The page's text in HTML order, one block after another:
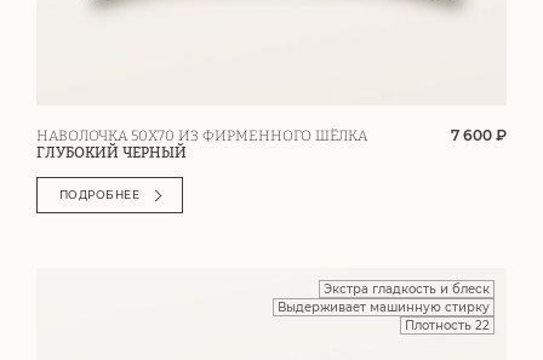
НАВОЛОЧКА 50Х70 ИЗ ФИРМЕННОГО ШЁЛКА
ГЛУБОКИЙ ЧЕРНЫЙ
7 600 ₽
ПОДРОБНЕЕ
Экстра гладкость и блеск
Выдерживает машинную стирку
Плотность 22